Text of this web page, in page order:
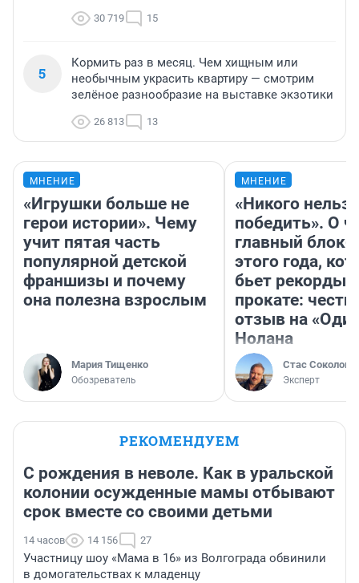
30 719 15
5
Кормить раз в месяц. Чем хищным или
необычным украсить квартиру — смотрим
зелёное разнообразие на выставке экзотики
26 813 13
МНЕНИЕ
«Игрушки больше не
герои истории». Чему
учит пятая часть
популярной детской
франшизы и почему
она полезна взрослым
Мария Тищенко
Обозреватель
МНЕНИЕ
«Никого нельзя
победить». О
главный
этого года,
бьет рекорды в
прокате:
отзыв на
Нолана
Стас Соколов
Эксперт
РЕКОМЕНДУЕМ
С рождения в неволе. Как в уральской
колонии осужденные мамы отбывают
срок вместе со своими детьми
14 часов 14 156 27
Участницу шоу «Мама в 16» из Волгограда обвинили
в домогательствах к младенцу